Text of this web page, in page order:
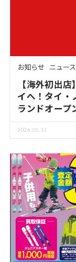
お知らせ ニュー
【海外初出
イへ！タイ・
ランドオープ
2026.01.13